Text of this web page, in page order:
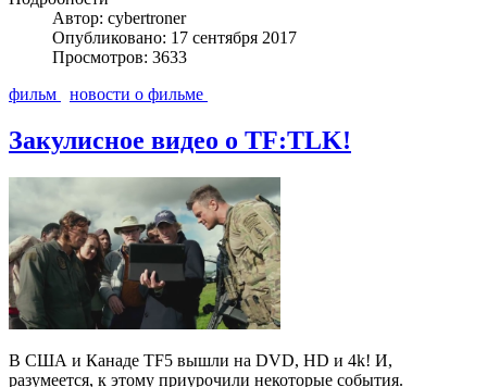
Автор: cybertroner
Опубликовано: 17 сентября 2017
Просмотров: 3633
фильм
новости о фильме
Закулисное видео о TF:TLK!
В США и Канаде TF5 вышли на DVD, HD и 4k! И,
разумеется, к этому приурочили некоторые события.